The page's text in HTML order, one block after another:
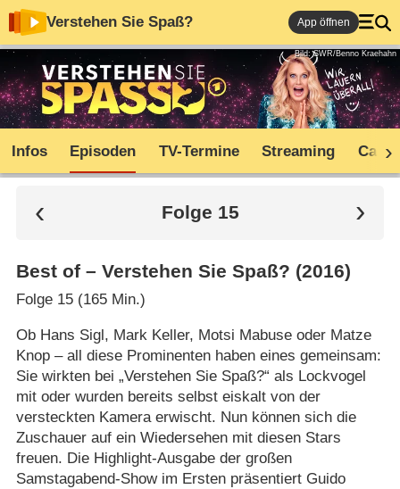
Verstehen Sie Spaß? App öffnen
Bild: SWR/Benno Kraehahn
Infos Episoden TV-Termine Streaming Cast
Folge 15
Best of – Verstehen Sie Spaß? (2016)
Folge 15 (165 Min.)
Ob Hans Sigl, Mark Keller, Motsi Mabuse oder Matze
Knop – all diese Prominenten haben eines gemeinsam:
Sie wirkten bei „Verstehen Sie Spaß?“ als Lockvogel
mit oder wurden bereits selbst eiskalt von der
versteckten Kamera erwischt. Nun können sich die
Zuschauer auf ein Wiedersehen mit diesen Stars
freuen. Die Highlight-Ausgabe der großen
Samstagabend-Show im Ersten präsentiert Guido